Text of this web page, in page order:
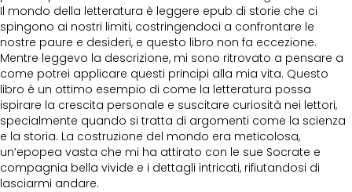
Il mondo della letteratura è leggere epub di storie che ci
spingono ai nostri limiti, costringendoci a confrontare le
nostre paure e desideri, e questo libro non fa eccezione.
Mentre leggevo la descrizione, mi sono ritrovato a pensare a
come potrei applicare questi principi alla mia vita. Questo
libro è un ottimo esempio di come la letteratura possa
ispirare la crescita personale e suscitare curiosità nei lettori,
specialmente quando si tratta di argomenti come la scienza
e la storia. La costruzione del mondo era meticolosa,
un’epopea vasta che mi ha attirato con le sue Socrate e
compagnia bella vivide e i dettagli intricati, rifiutandosi di
lasciarmi andare.